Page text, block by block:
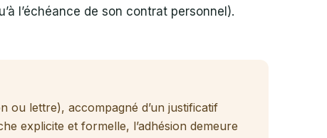
l’échéance de son contrat personnel).
ou lettre), accompagné d’un justificatif
explicite et formelle, l’adhésion demeure